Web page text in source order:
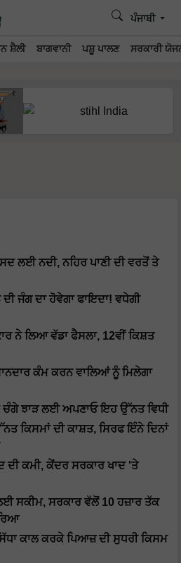
ਸ਼ੈਲੀ ਬਾਗਵਾਨੀ ਪਸ਼ੂ ਪਾਲਣ ਸਰਕਾਰੀ
ਪੰਜਾਬੀ
ਲਈ ਨਦੀ, ਨਹਿਰ ਪਾਣੀ ਦੀ ਵਰਤੋਂ ਤੇ
ਜੰਗ ਦਾ ਹੋਵੇਗਾ ਫਾਇਦਾ! ਵਧੇਗੀ
ਨੇ ਲਿਆ ਵੱਡਾ ਫੈਸਲਾ, 12ਵੀਂ ਕਿਸ਼ਤ
ਕੰਮ ਕਰਨ ਵਾਲਿਆਂ ਨੂੰ ਮਿਲੇਗਾ
ਚੰਗੇ ਝਾੜ ਲਈ ਅਪਣਾਓ ਇਹ ਉੱਨਤ ਵਿਧੀ
ਕਿਸਮਾਂ ਦੀ ਕਾਸ਼ਤ, ਸਿਰਫ ਇੰਨੇ ਦਿਨਾਂ
ਦੀ ਕਮੀ, ਕੇਂਦਰ ਸਰਕਾਰ ਖਾਦ 'ਤੇ
ਸਕੀਮ, ਸਰਕਾਰ ਵੱਲੋਂ 10 ਹਜ਼ਾਰ ਤੱਕ
ਕਾਲ ਕਰਕੇ ਪਿਆਜ਼ ਦੀ ਸੁਧਰੀ ਕਿਸਮ